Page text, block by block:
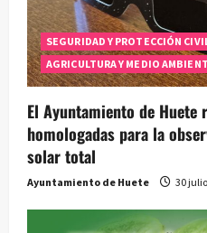
SEGURIDAD Y PROTECCIÓN
AGRICULTURA Y MEDIO
El Ayuntamiento de Huete
homologadas para la
solar total
Ayuntamiento de Huete 30